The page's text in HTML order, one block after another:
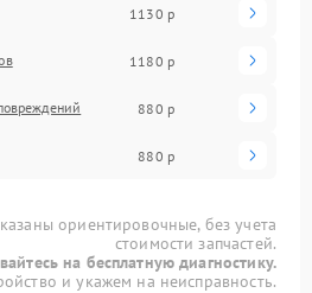
1130 р
1180 р
880 р
880 р
ориентировочные, без учета
стоимости запчастей.
на бесплатную диагностику.
и укажем на неисправность.